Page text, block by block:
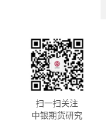
扫一扫关注
中银期货研究